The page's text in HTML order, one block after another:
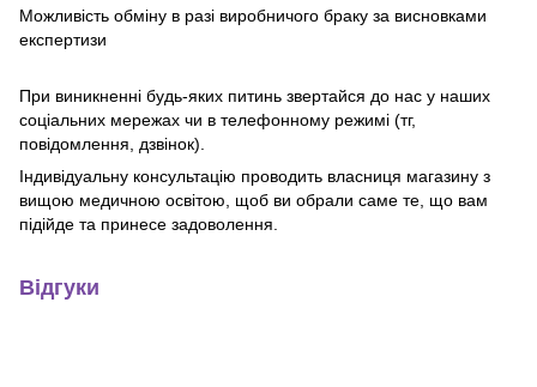
Можливість обміну в разі виробничого браку за висновками
експертизи
При виникненні будь-яких питинь звертайся до нас у наших
соціальних мережах чи в телефонному режимі (тг,
повідомлення, дзвінок).
Індивідуальну консультацію проводить власниця магазину з
вищою медичною освітою, щоб ви обрали саме те, що вам
підійде та принесе задоволення.
Відгуки